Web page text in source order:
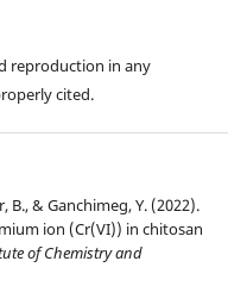
reproduction in any
cited.
B., & Ganchimeg, Y. (2022).
ion (Cr(VI)) in chitosan
of Chemistry and